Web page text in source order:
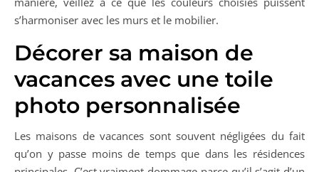
s’harmoniser avec les murs et le mobilier.
Décorer sa maison de
vacances avec une toile
photo personnalisée
Les maisons de vacances sont souvent négligées du fait
qu’on y passe moins de temps que dans les résidences